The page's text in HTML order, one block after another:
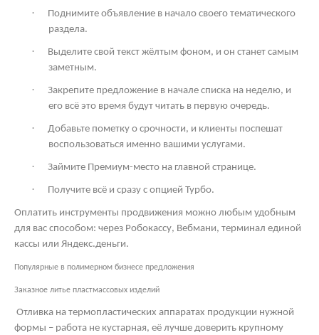
·
Поднимите объявление в начало своего тематического
раздела.
·
Выделите свой текст жёлтым фоном, и он станет самым
заметным.
·
Закрепите предложение в начале списка на неделю, и
его всё это время будут читать в первую очередь.
·
Добавьте пометку о срочности, и клиенты поспешат
воспользоваться именно вашими услугами.
· Займите Премиум-место на главной странице.
· Получите всё и сразу с опцией Турбо.
Оплатить инструменты продвижения можно любым удобным
для вас способом: через Робокассу, Вебмани, терминал единой
кассы или Яндекс.деньги.
Популярные в полимерном бизнесе предложения
Заказное литье пластмассовых изделий
Отливка на термопластических аппаратах продукции нужной
формы – работа не кустарная, её лучше доверить крупному